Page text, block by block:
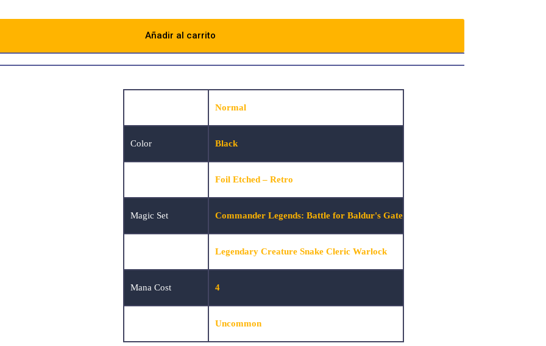
Añadir al carrito
Normal
Color Black
Foil Etched – Retro
Magic Set Commander Legends: Battle for Baldur's Gate
Legendary Creature Snake Cleric Warlock
Mana Cost 4
Uncommon